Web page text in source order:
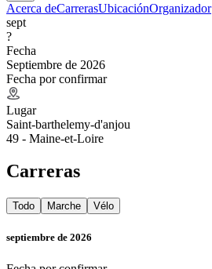
Acerca deCarrerasUbicaciónOrganizador
sept
?
Fecha
Septiembre de 2026
Fecha por confirmar
Lugar
Saint-barthelemy-d'anjou
49 - Maine-et-Loire
Carreras
Todo Marche Vélo
septiembre de 2026